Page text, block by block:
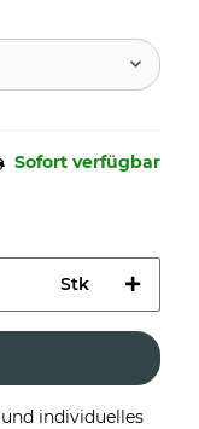
Sofort verfügbar
Stk
individuelles